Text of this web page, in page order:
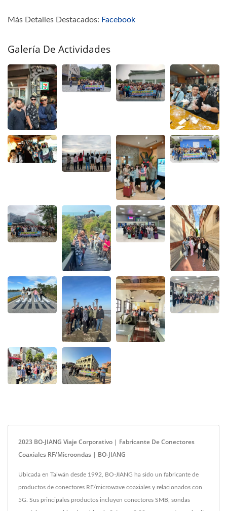
Más Detalles Destacados: Facebook
Galería De Actividades
2023 BO-JIANG Viaje Corporativo | Fabricante De Conectores
Coaxiales RF/Microondas | BO-JIANG
Ubicada en Taiwán desde 1992, BO-JIANG ha sido un fabricante de
productos de conectores RF/microwave coaxiales y relacionados con
5G. Sus principales productos incluyen conectores SMB, sondas